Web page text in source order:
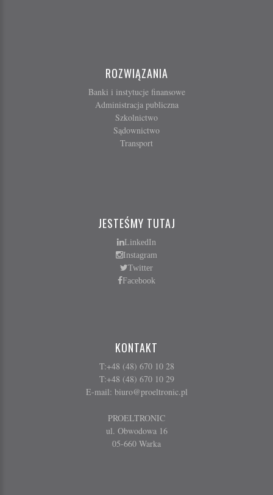
ROZWIĄZANIA
Banki i instytucje finansowe
Administracja publiczna
Szkolnictwo
Sądownictwo
Transport
JESTEŚMY TUTAJ
LinkedIn
Instagram
Twitter
Facebook
KONTAKT
T:+48 (48) 670 10 28
T:+48 (48) 670 10 29
E-mail: biuro@proeltronic.pl
PROELTRONIC
ul. Obwodowa 16
05-660 Warka